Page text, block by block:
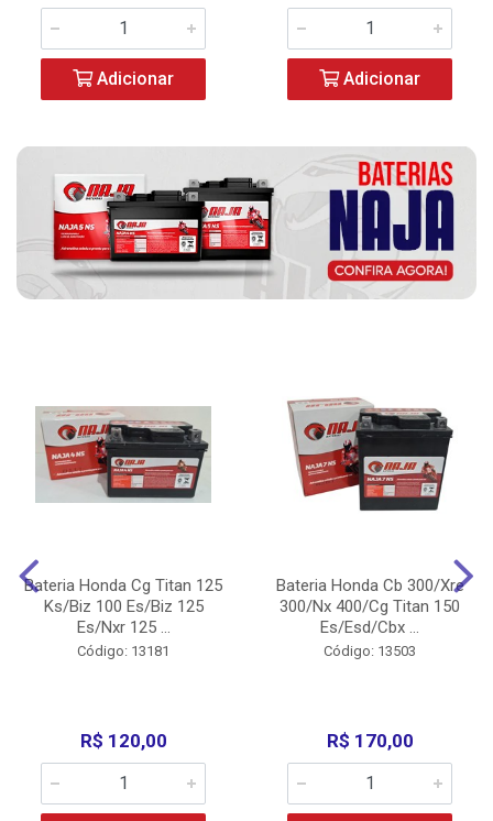
Adicionar Adicionar
Bateria Honda Cg Titan 125
Ks/Biz 100 Es/Biz 125
Es/Nxr 125 ...
Código: 13181
R$ 120,00
Bateria Honda Cb 300/Xre
300/Nx 400/Cg Titan 150
Es/Esd/Cbx ...
Código: 13503
R$ 170,00